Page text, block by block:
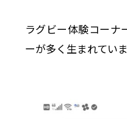
ラグビー体験コーナ
ーが多く生まれていま